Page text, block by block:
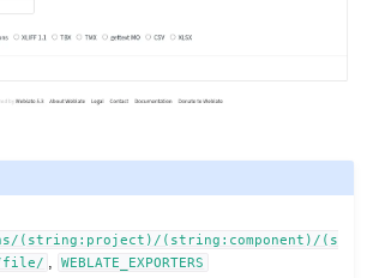
(string:project)/(string:component)/(s
file/
WEBLATE_EXPORTERS